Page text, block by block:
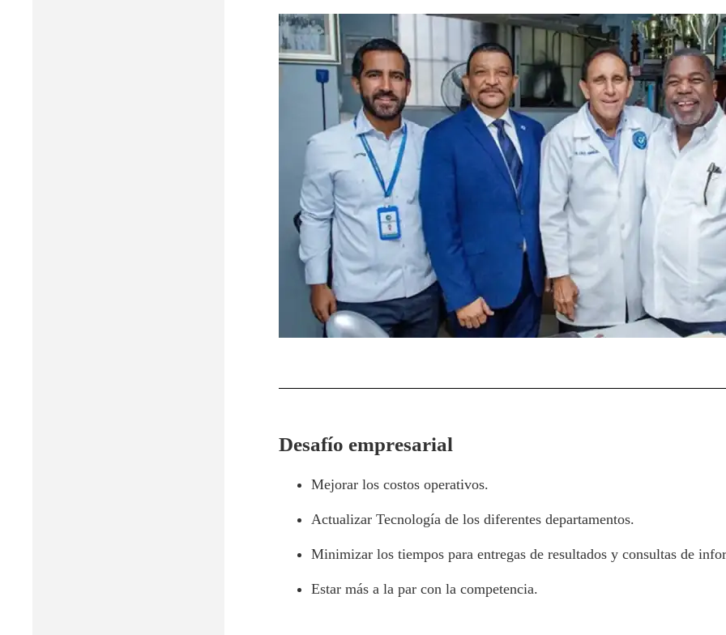
Desafío empresarial
Mejorar los costos operativos.
Actualizar Tecnología de los diferentes departamentos.
Minimizar los tiempos para entregas de resultados y consultas de
Estar más a la par con la competencia.